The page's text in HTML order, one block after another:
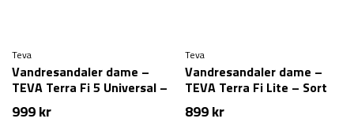
Teva
Vandresandaler dame –
TEVA Terra Fi 5 Universal –
Sort/Lyserød
999kr
Teva
Vandresandaler dame –
TEVA Terra Fi Lite – Sort
899kr